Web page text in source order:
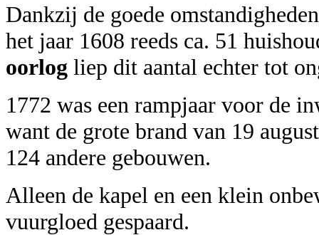
Dankzij de goede
het jaar 1608 reeds ca. 51
oorlog liep dit aantal echter tot
1772 was een rampjaar voor de
want de grote brand van 19
124 andere gebouwen.
Alleen de kapel en een klein
vuurgloed gespaard.